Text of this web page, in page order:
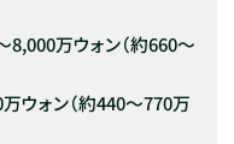
万ウォン（約660〜
ウォン（約440〜770万